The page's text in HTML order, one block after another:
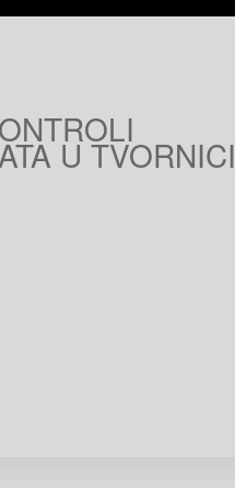
U TVORNICI